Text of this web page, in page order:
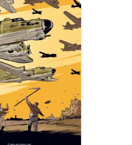
courage
02/2
Date de parution :
tomes